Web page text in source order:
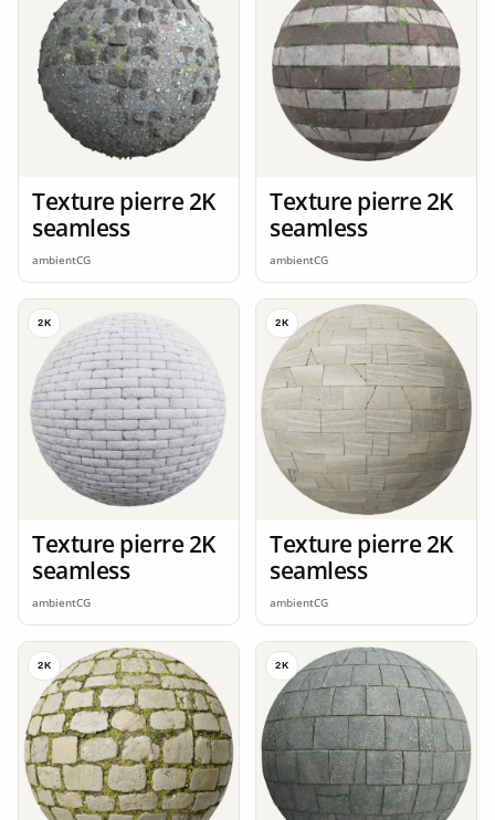
Texture pierre 2K
seamless
ambientCG
Texture pierre 2K
seamless
ambientCG
2K
Texture pierre 2K
seamless
ambientCG
2K
Texture pierre 2K
seamless
ambientCG
2K 2K